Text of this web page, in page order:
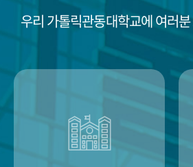
우리 가톨릭관동대학교에 여러